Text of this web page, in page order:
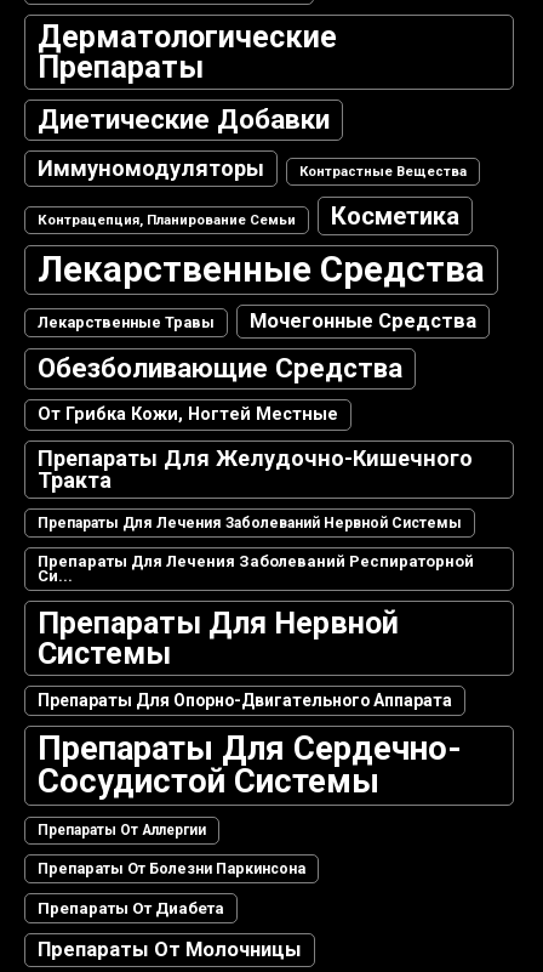
Дерматологические
Препараты
Диетические Добавки
Иммуномодуляторы Контрастные Вещества
Контрацепция, Планирование Семьи Косметика
Лекарственные Средства
Лекарственные Травы Мочегонные Средства
Обезболивающие Средства
От Грибка Кожи, Ногтей Местные
Препараты Для Желудочно-Кишечного
Тракта
Препараты Для Лечения Заболеваний Нервной Системы
Препараты Для Лечения Заболеваний Респираторной
Си...
Препараты Для Нервной
Системы
Препараты Для Опорно-Двигательного Аппарата
Препараты Для Сердечно-
Сосудистой Системы
Препараты От Аллергии
Препараты От Болезни Паркинсона
Препараты От Диабета
Препараты От Молочницы